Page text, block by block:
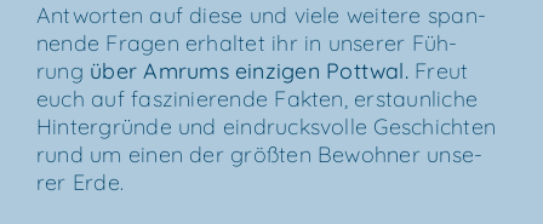
Ant­wor­ten auf die­se und vie­le wei­te­re span­
nen­de Fra­gen erhal­tet ihr in unse­rer Füh­
rung über Amrums ein­zi­gen Pott­wal.Freut
euch auf fas­zi­nie­ren­de Fak­ten, erstaun­li­che
Hin­ter­grün­de und ein­drucks­vol­le Geschich­ten
rund um einen der größ­ten Bewoh­ner unse­
rer Erde.